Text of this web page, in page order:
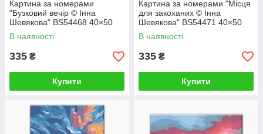
Картина за номерами
"Бузковий вечір © Інна
Шевякова" BS54468 40×50
см
В наявності
335 ₴
Купити
Картина за номерами "Місця
для закоханих © Інна
Шевякова" BS54471 40×50
см
В наявності
335 ₴
Купити